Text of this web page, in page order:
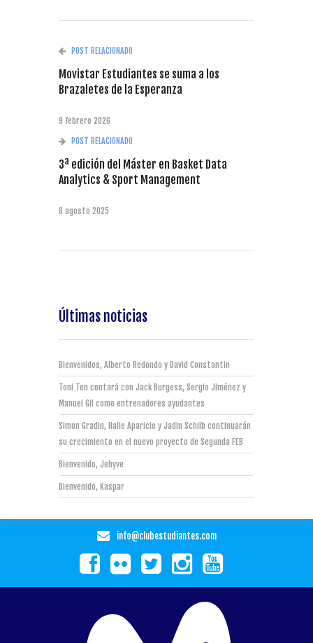
POST RELACIONADO
Movistar Estudiantes se suma a los
Brazaletes de la Esperanza
9 febrero 2026
POST RELACIONADO
3ª edición del Máster en Basket Data
Analytics & Sport Management
8 agosto 2025
Últimas noticias
Bienvenidos, Alberto Redondo y David Constantin
Toni Ten contará con Jack Burgess, Sergio Jiménez y
Manuel Gil como entrenadores ayudantes
Simon Gradin, Haile Aparicio y Jadin Schilb continuarán
su crecimiento en el nuevo proyecto de Segunda FEB
Bienvenido, Jehyve
Bienvenido, Kaspar
info@clubestudiantes.com